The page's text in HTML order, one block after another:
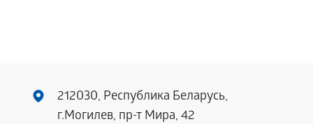
212030, Республика Беларусь,
г.Могилев, пр-т Мира, 42